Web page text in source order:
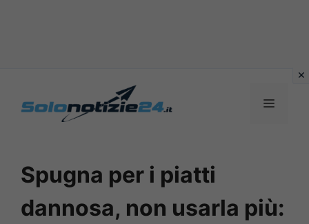
MENU
Spugna per i piatti
dannosa, non usarla più: